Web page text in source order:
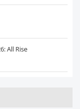
All Rise